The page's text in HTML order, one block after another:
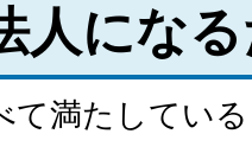
人にな
て満たしてい